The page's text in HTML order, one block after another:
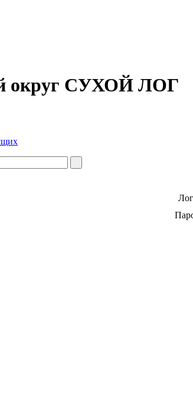
округ СУХОЙ ЛОГ